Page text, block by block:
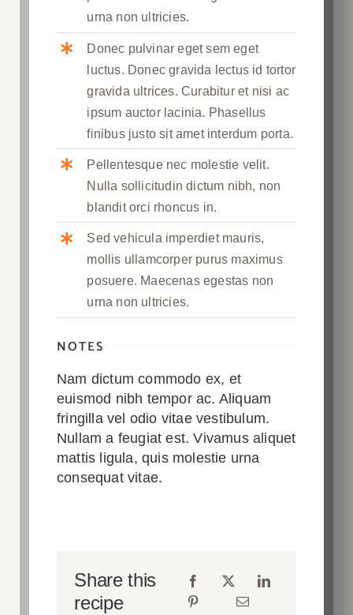
urna non ultricies.
Donec pulvinar eget sem eget
luctus. Donec gravida lectus id tortor
gravida ultrices. Curabitur et nisi ac
ipsum auctor lacinia. Phasellus
finibus justo sit amet interdum porta.
Pellentesque nec molestie velit.
Nulla sollicitudin dictum nibh, non
blandit orci rhoncus in.
Sed vehicula imperdiet mauris,
mollis ullamcorper purus maximus
posuere. Maecenas egestas non
urna non ultricies.
NOTES
Nam dictum commodo ex, et
euismod nibh tempor ac. Aliquam
fringilla vel odio vitae vestibulum.
Nullam a feugiat est. Vivamus aliquet
mattis ligula, quis molestie urna
consequat vitae.
Share this
recipe